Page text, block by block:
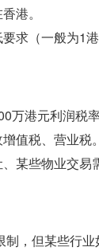
港。
求（一般为1
万港元利润税
值税、营业税
、某些物业交易
制，但某些行